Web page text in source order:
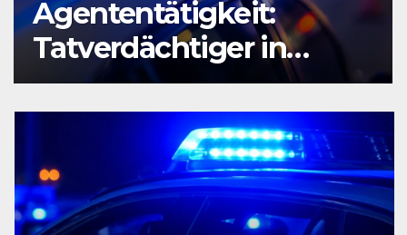
Raubüberfall im